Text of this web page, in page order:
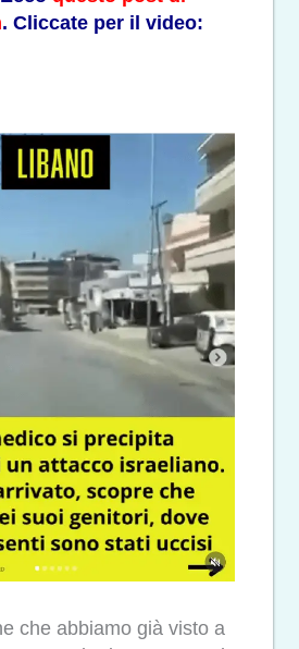
. Cliccate per il video:
che abbiamo già visto a